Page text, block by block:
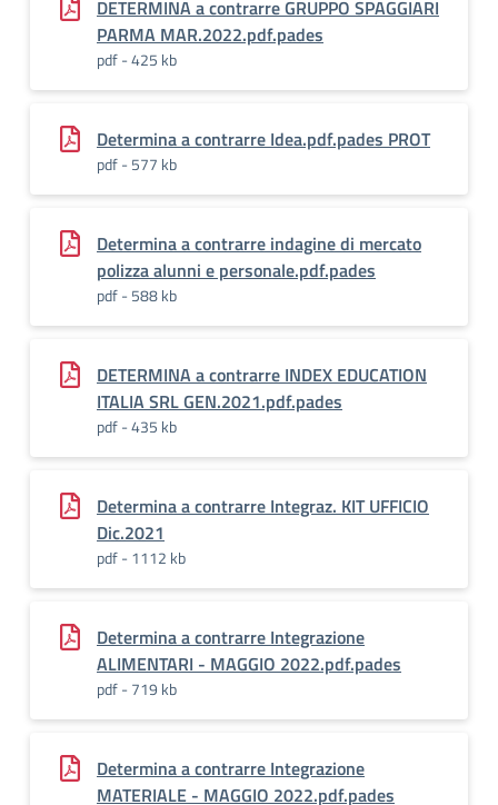
DETERMINA a contrarre GRUPPO SPAGGIARI
PARMA MAR.2022.pdf.pades
pdf - 425 kb
Determina a contrarre Idea.pdf.pades PROT
pdf - 577 kb
Determina a contrarre indagine di mercato
polizza alunni e personale.pdf.pades
pdf - 588 kb
DETERMINA a contrarre INDEX EDUCATION
ITALIA SRL GEN.2021.pdf.pades
pdf - 435 kb
Determina a contrarre Integraz. KIT UFFICIO
Dic.2021
pdf - 1112 kb
Determina a contrarre Integrazione
ALIMENTARI - MAGGIO 2022.pdf.pades
pdf - 719 kb
Determina a contrarre Integrazione
MATERIALE - MAGGIO 2022.pdf.pades